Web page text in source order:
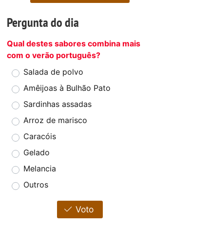
Pergunta do dia
Qual destes sabores combina mais
com o verão português?
Salada de polvo
Amêijoas à Bulhão Pato
Sardinhas assadas
Arroz de marisco
Caracóis
Gelado
Melancia
Outros
Voto